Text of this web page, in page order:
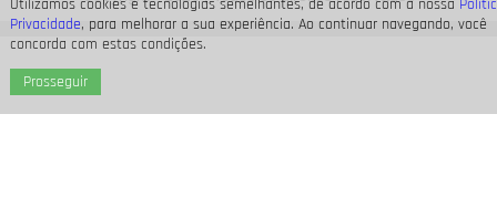
Utilizamos cookies e tecnologias semelhantes, de acordo com a nossa
Privacidade, para melhorar a sua experiência. Ao continuar navegando, você
concorda com estas condições.
Prosseguir